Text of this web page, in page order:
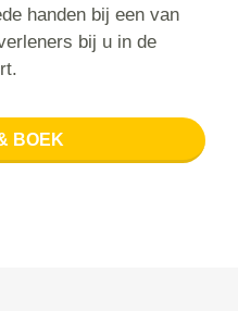
handen bij een van
bij u in de
BOEK